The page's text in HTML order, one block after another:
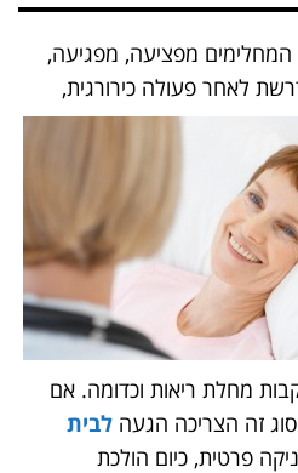
המחלימים מפציעה, מפגיעה,
לאחר פעולה כירורגית,
מחלת ריאות וכדומה. אם
זה הצריכה הגעה לבית
פרטית, כיום הולכת